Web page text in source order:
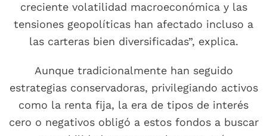
creciente volatilidad macroeconómica y las
tensiones geopolíticas han afectado incluso a
las carteras bien diversificadas”, explica.
Aunque tradicionalmente han seguido
estrategias conservadoras, privilegiando activos
como la renta fija, la era de tipos de interés
cero o negativos obligó a estos fondos a buscar